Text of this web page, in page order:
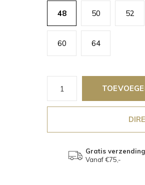
48 50 52
60 64
Gratis verzending
Vanaf €75,-